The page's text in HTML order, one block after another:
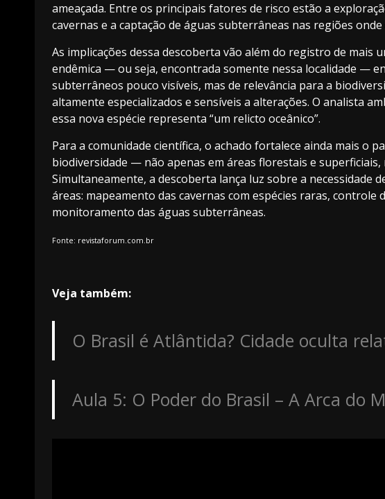
ameaçada. Entre os principais fatores de risco estão a
cavernas e a captação de águas subterrâneas nas regiões
As implicações dessa descoberta vão além do registro de mais
endêmica — ou seja, encontrada somente nessa localidade —
subterrâneos pouco visíveis, mas de relevância para a
altamente especializados e sensíveis a alterações. O analista
essa nova espécie representa “um relicto oceânico”.
Para a comunidade científica, o achado fortalece ainda mais o
biodiversidade — não apenas em áreas florestais e
Simultaneamente, a descoberta lança luz sobre a necessidade
áreas: mapeamento das cavernas com espécies raras,
monitoramento das águas subterrâneas.
Fonte: revistaforum.com.br
Veja também:
O Brasil é Atlântida? Cidade oculta
Aula 5: O Poder do Brasil – A Arca do